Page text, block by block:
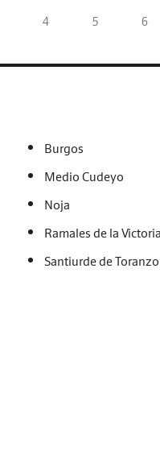
4 5 6
Burgos
Medio Cudeyo
Noja
Ramales de la
Santiurde de Toranzo